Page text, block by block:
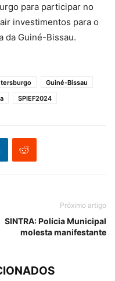
para participar no
investimentos para o
da Guiné-Bissau.
Guiné-Bissau
SPIEF2024
Próximo artigo
SINTRA: Polícia Municipal
molesta manifestante